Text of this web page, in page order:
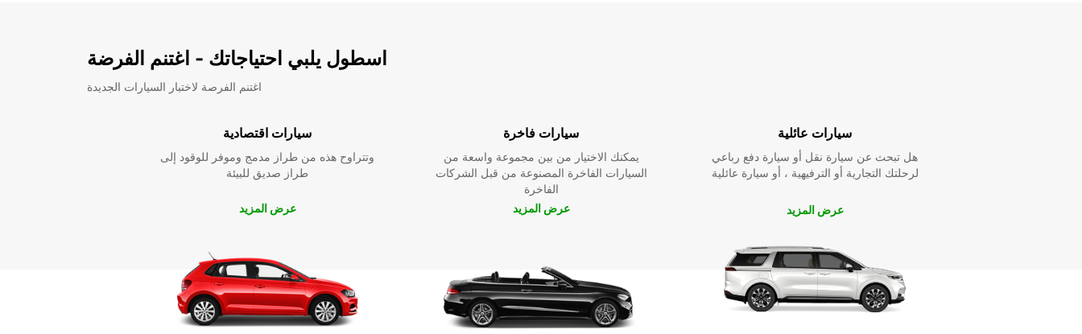
اسطول يلبي احتياجاتك - اغتنم الفرضة
اغتنم الفرصة لاختبار السيارات الجديدة
سيارات اقتصادية
وتتراوح هذه من طراز مدمج وموفر للوقود إلى
طراز صديق للبيئة
عرض المزيد
سيارات فاخرة
يمكنك الاختيار من بين مجموعة واسعة من
السيارات الفاخرة المصنوعة من قبل الشركات
الفاخرة
عرض المزيد
سيارات عائلية
هل تبحث عن سيارة نقل أو سيارة دفع رباعي
لرحلتك التجارية أو الترفيهية ، أو سيارة عائلية
عرض المزيد